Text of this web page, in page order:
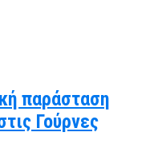
παράσταση
Γούρνες